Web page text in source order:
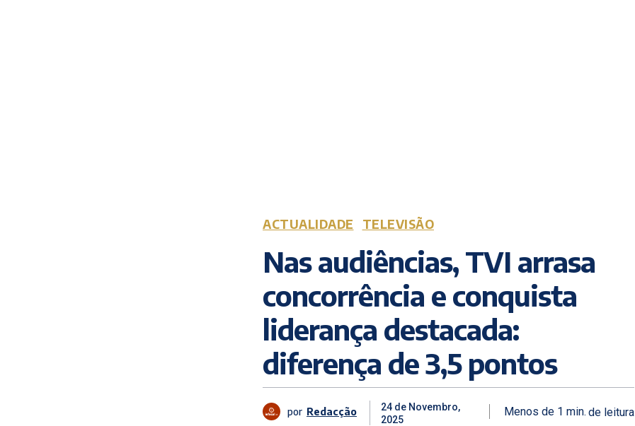
ACTUALIDADE TELEVISÃO
Nas audiências, TVI arrasa
concorrência e conquista
liderança destacada:
diferença de 3,5 pontos
por Redacção
24 de Novembro,
2025
Menos de 1 min. de leitura